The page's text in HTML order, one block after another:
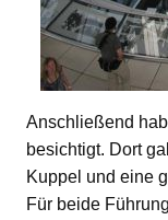
Anschließend
besichtigt. Dort
Kuppel und eine
Für beide